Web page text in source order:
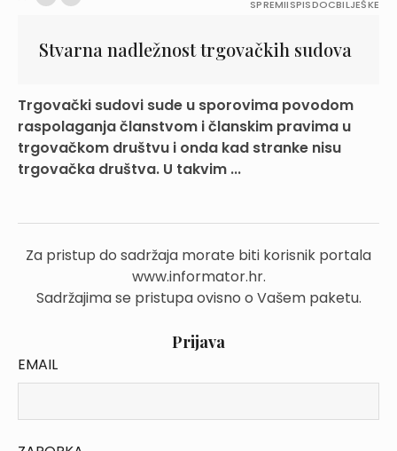
SPREMIISPISDOCBILJEŠKE
Stvarna nadležnost trgovačkih sudova
Trgovački sudovi sude u sporovima povodom
raspolaganja članstvom i članskim pravima u
trgovačkom društvu i onda kad stranke nisu
trgovačka društva. U takvim ...
Za pristup do sadržaja morate biti korisnik portala
www.informator.hr.
Sadržajima se pristupa ovisno o Vašem paketu.
Prijava
EMAIL